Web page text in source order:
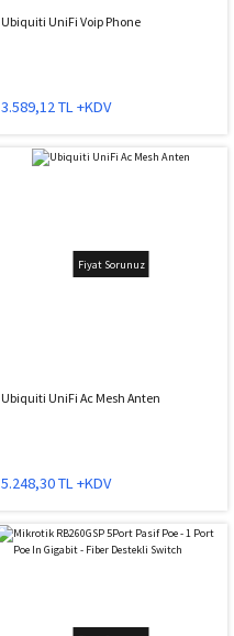
Ubiquiti UniFi Voip Phone
3.589,12 TL +KDV
Fiyat Sorunuz
Ubiquiti UniFi Ac Mesh Anten
5.248,30 TL +KDV